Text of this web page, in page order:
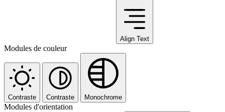
Align Text
Modules de couleur
Contraste Contraste Monochrome
Modules d'orientation